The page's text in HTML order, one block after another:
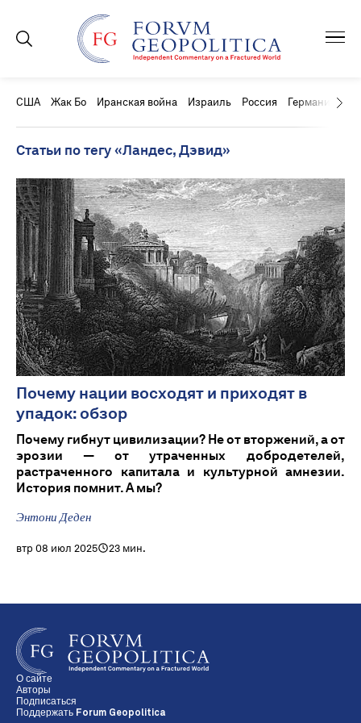
США Жак Бо Иранская война Израиль Россия Германия
Статьи по тегу «Ландес, Дэвид»
Почему нации восходят и приходят в
упадок: обзор
Почему гибнут цивилизации? Не от вторжений, а от
эрозии — от утраченных добродетелей,
растраченного капитала и культурной амнезии.
История помнит. А мы?
Энтони Деден
втр 08 июл 2025 23 мин.
О сайте
Авторы
Подписаться
Поддержать Forum Geopolitica